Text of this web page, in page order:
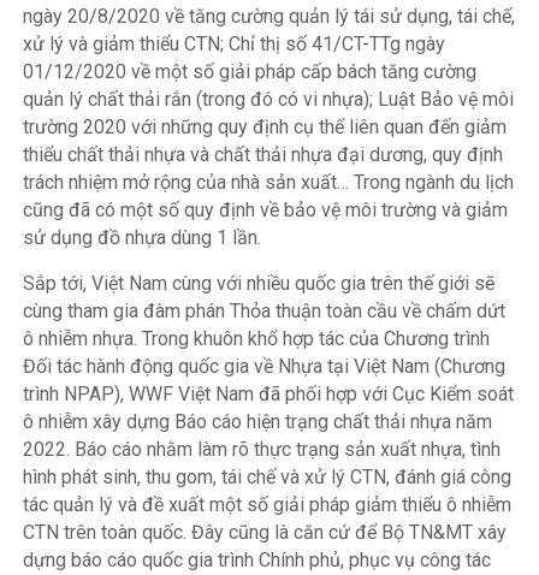
ngày 20/8/2020 về tăng cường quản lý tái sử dụng, tái chế,
xử lý và giảm thiểu CTN; Chỉ thị số 41/CT-TTg ngày
01/12/2020 về một số giải pháp cấp bách tăng cường
quản lý chất thải rắn (trong đó có vi nhựa); Luật Bảo vệ môi
trường 2020 với những quy định cụ thể liên quan đến giảm
thiểu chất thải nhựa và chất thải nhựa đại dương, quy định
trách nhiệm mở rộng của nhà sản xuất… Trong ngành du lịch
cũng đã có một số quy định về bảo vệ môi trường và giảm
sử dụng đồ nhựa dùng 1 lần.
Sắp tới, Việt Nam cùng với nhiều quốc gia trên thế giới sẽ
cùng tham gia đàm phán Thỏa thuận toàn cầu về chấm dứt
ô nhiễm nhựa. Trong khuôn khổ hợp tác của Chương trình
Đối tác hành động quốc gia về Nhựa tại Việt Nam (Chương
trình NPAP), WWF Việt Nam đã phối hợp với Cục Kiểm soát
ô nhiễm xây dựng Báo cáo hiện trạng chất thải nhựa năm
2022. Báo cáo nhằm làm rõ thực trạng sản xuất nhựa, tình
hình phát sinh, thu gom, tái chế và xử lý CTN, đánh giá công
tác quản lý và đề xuất một số giải pháp giảm thiểu ô nhiễm
CTN trên toàn quốc. Đây cũng là căn cứ để Bộ TN&MT xây
dựng báo cáo quốc gia trình Chính phủ, phục vụ công tác